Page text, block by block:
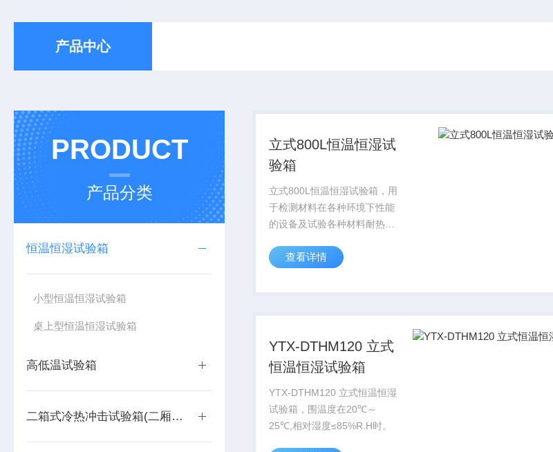
产品中心
PRODUCT
产品分类
恒温恒湿试验箱
小型恒温恒湿试验箱
桌上型恒温恒湿试验箱
高低温试验箱
二箱式冷热冲击试验箱(二厢式)
立式800L恒温恒湿试
验箱
立式800L恒温恒湿试验箱，用
于检测材料在各种环境下性能
的设备及试验各种材料耐热、
于电子、电器、通讯、仪表、
品、化学、建材、医疗、航
查看详情
YTX-DTHM120 立式
恒温恒湿试验箱
YTX-DTHM120 立式恒温恒湿
试验箱，围温度在20℃～
25℃,相对湿度≤85%R.H时。